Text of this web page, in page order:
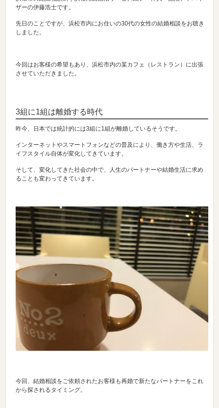
ザーの伊藤浩士です。
先日のことですが、浜松市内にお住いの30代の女性の結婚相談をお聴き
しました。
今回はお客様の希望もあり、浜松市内の某カフェ（レストラン）に出張
させていただきました。
3組に1組は離婚する時代
昨今、日本では統計的には3組に1組が離婚しているそうです。
インターネットやスマートフォンなどの普及により、働き方や生活、ラ
イフスタイル自体が変化してきています。
そして、変化してきた社会の中で、人生のパートナーや結婚生活に求め
ることも変わってきています。
今回、結婚相談をご依頼されたお客様も再婚で新たなパートナーをこれ
から探されるタイミング。